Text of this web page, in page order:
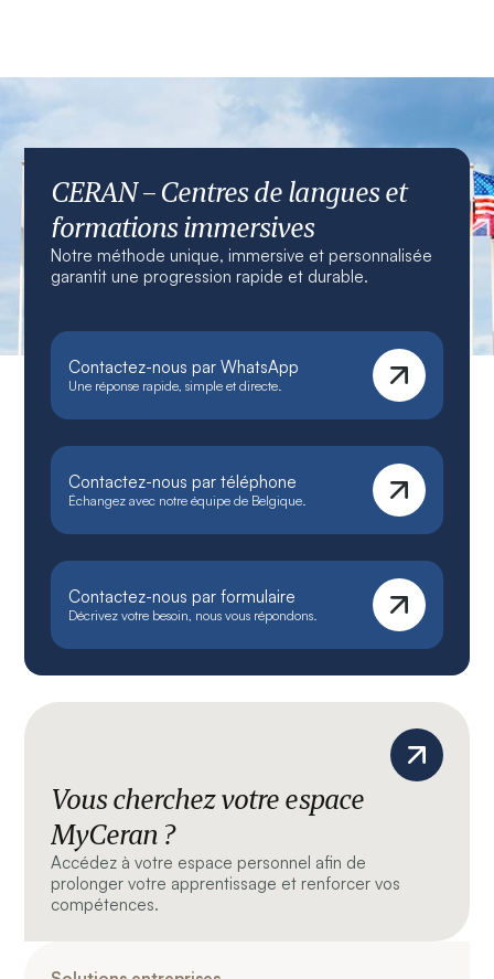
CERAN – Centres de langues et
formations immersives
Notre méthode unique, immersive et personnalisée
garantit une progression rapide et durable.
Contactez-nous par WhatsApp
Une réponse rapide, simple et directe.
Contactez-nous par téléphone
Échangez avec notre équipe de Belgique.
Contactez-nous par formulaire
Décrivez votre besoin, nous vous répondons.
Vous cherchez votre espace
MyCeran ?
Accédez à votre espace personnel afin de
prolonger votre apprentissage et renforcer vos
compétences.